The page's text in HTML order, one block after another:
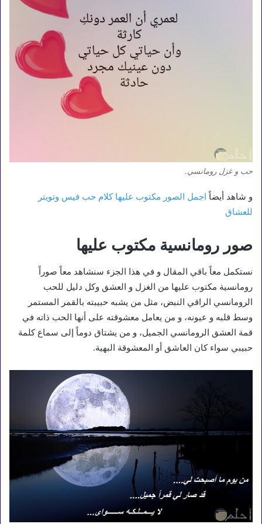
حب و غزل رومانسي.
و شاهد أيضاً اجمل الصور مكتوب عليها كلام حب فيس وتويتر
للعشاق
صور رومانسية مكتوب عليها
نستكمل معاً باقي المقال و في هذا الجزء سنشاهد معاً صوراً
رومانسية مكتوب عليها من الغزل و العشق وكل دليل للحب
الرومانسي الراقي النبض، مثل من يشبه حبيبته بالقمر المستمر
وسط قلبه و عيونه، و من يعامل معشوقته على أنها الحب ذاته في
قمة العشق الرومانسي الجميل، و من يشتاق دوماً إلى سماع كلمة
حبيبي سواء كان العاشق أو المعشوقة البهية.